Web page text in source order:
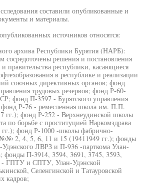
составили опубликованные и
и материалы.
источников относятся:
архива Республики Бурятия (НАРБ):
сосредоточены решения и постановления
правительства республики, касающиеся
в республике и реализации
союзных директивных органов; фонд
трудовых резервов; фонд Р-60-
фонд П-3597 - Бурятского управления
фонд Р-76 - ремесленная школа им. П.П.
гг.); фонд Р-252 - Верхнеудинской школы
по борьбе с проституцией Наркомздрава
фонд Р-1000 -школы фабрично-
№№ 2, 4, 5, 6, 11 и 15 (19411949 гг.); фонды
ЛВРЗ и П-936 -парткома Улан-
фонды П-3914, 3594, 3691, 3745, 3593,
- ГПТУ и СПТУ, Улан-Удэнской
Селенгинской и Татауровской
кадров;